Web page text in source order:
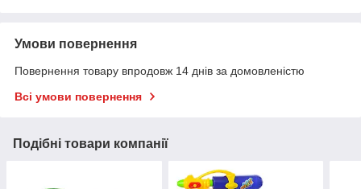
Умови повернення
Повернення товару впродовж 14 днів за домовленістю
Всі умови повернення
Подібні товари компанії